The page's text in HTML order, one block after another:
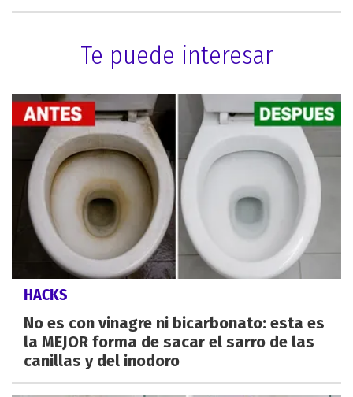
Te puede interesar
HACKS
No es con vinagre ni bicarbonato: esta es
la MEJOR forma de sacar el sarro de las
canillas y del inodoro